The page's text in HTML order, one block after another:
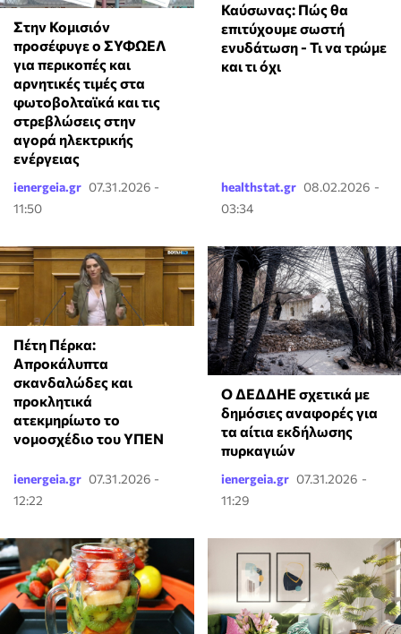
Στην Κομισιόν
προσέφυγε ο ΣΥΦΩΕΛ
για περικοπές και
αρνητικές τιμές στα
φωτοβολταϊκά και τις
στρεβλώσεις στην
αγορά ηλεκτρικής
ενέργειας
ienergeia.gr 07.31.2026 -
11:50
Καύσωνας: Πώς θα
επιτύχουμε σωστή
ενυδάτωση - Τι να τρώμε
και τι όχι
healthstat.gr 08.02.2026 -
03:34
Πέτη Πέρκα:
Απροκάλυπτα
σκανδαλώδες και
προκλητικά
ατεκμηρίωτο το
νομοσχέδιο του ΥΠΕΝ
ienergeia.gr 07.31.2026 -
12:22
Ο ΔΕΔΔΗΕ σχετικά με
δημόσιες αναφορές για
τα αίτια εκδήλωσης
πυρκαγιών
ienergeia.gr 07.31.2026 -
11:29